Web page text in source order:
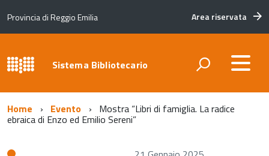
Provincia di Reggio Emilia Area riservata
Sistema Bibliotecario
Home Evento Mostra “Libri di famiglia. La radice
ebraica di Enzo ed Emilio Sereni”